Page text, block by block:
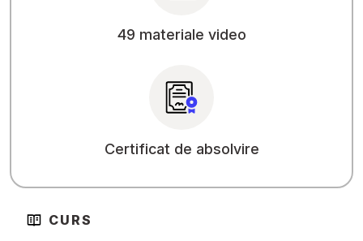
49 materiale video
Certificat de absolvire
CURS